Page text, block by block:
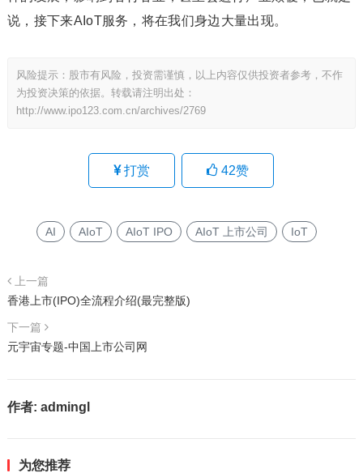
说，接下来AIoT服务，将在我们身边大量出现。
风险提示：股市有风险，投资需谨慎，以上内容仅供投资者参考，不作
为投资决策的依据。转载请注明出处：
http://www.ipo123.com.cn/archives/2769
打赏 42赞
AI AIoT AIoT IPO AIoT 上市公司 IoT
上一篇
香港上市(IPO)全流程介绍(最完整版)
下一篇
元宇宙专题-中国上市公司网
作者: admingl
为您推荐